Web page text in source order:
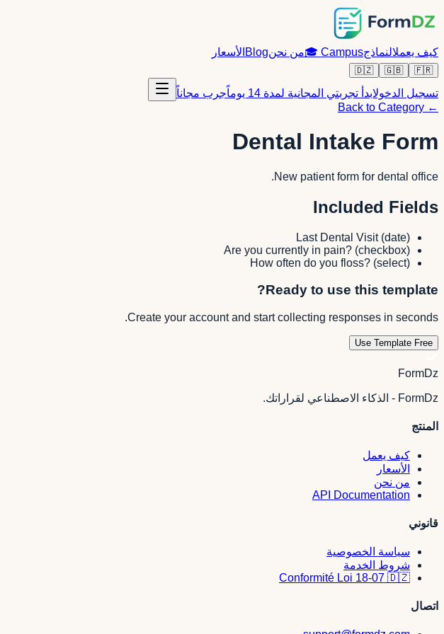
كيف يعملالنماذجCampus
🎓من نحنBlog الأسعار
🇫🇷
🇬🇧
🇩🇿
تسجيل الدخولابدأ تجربتي المجانية لمدة 14 يوماً
جرب مجاناً
← Back to Category
Dental Intake Form
New patient form for dental office.
Included Fields
Last Dental Visit (date)
Are you currently in pain? (checkbox)
How often do you floss? (select)
Ready to use this template?
Create your account and start collecting responses in seconds.
Use Template Free
FormDz
FormDz - الذكاء الاصطناعي لقراراتك.
المنتج
كيف يعمل
الأسعار
من نحن
API Documentation
قانوني
سياسة الخصوصية
شروط الخدمة
Conformité Loi 18-07 🇩🇿
اتصال